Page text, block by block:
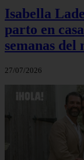
Isabella
parto en
semanas del
27/07/2026